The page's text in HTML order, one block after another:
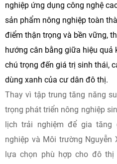
nghiệp ứng dụng công nghệ
sản phẩm nông nghiệp toàn
điểm thận trọng và bền vững,
hướng cân bằng giữa hiệu quả
chú trọng đến giá trị sinh thái,
dùng xanh của cư dân đô thị.
Thay vì tập trung tăng năng
trọng phát triển nông nghiệp
lịch trải nghiệm để gia tăng
nghiệp và Môi trường
lựa chọn phù hợp cho đô